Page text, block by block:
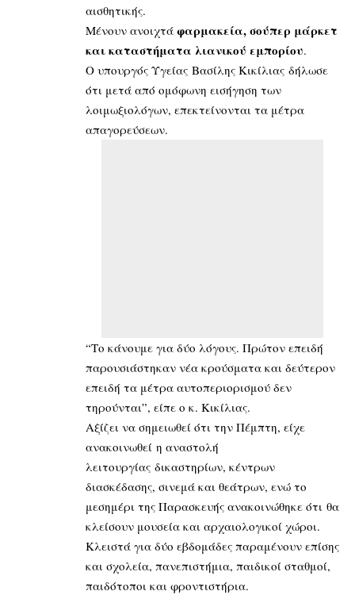
αισθητικής.
Μένουν ανοιχτά φαρμακεία, σούπερ μάρκετ
και καταστήματα λιανικού εμπορίου.
Ο υπουργός Υγείας Βασίλης Κικίλιας δήλωσε
ότι μετά από ομόφωνη εισήγηση των
λοιμωξιολόγων, επεκτείνονται τα μέτρα
απαγορεύσεων.
“Το κάνουμε για δύο λόγους. Πρώτον επειδή
παρουσιάστηκαν νέα κρούσματα και δεύτερον
επειδή τα μέτρα αυτοπεριορισμού δεν
τηρούνται”, είπε ο κ. Κικίλιας.
Αξίζει να σημειωθεί ότι την Πέμπτη, είχε
ανακοινωθεί η αναστολή
λειτουργίας δικαστηρίων, κέντρων
διασκέδασης, σινεμά και θεάτρων, ενώ το
μεσημέρι της Παρασκευής ανακοινώθηκε ότι θα
κλείσουν μουσεία και αρχαιολογικοί χώροι.
Κλειστά για δύο εβδομάδες παραμένουν επίσης
και σχολεία, πανεπιστήμια, παιδικοί σταθμοί,
παιδότοποι και φροντιστήρια.